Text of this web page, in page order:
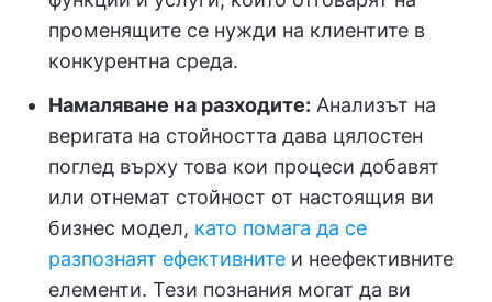
променящите се нужди на клиентите в
конкурентна среда.
Намаляване на разходите: Анализът на
веригата на стойността дава цялостен
поглед върху това кои процеси добавят
или отнемат стойност от настоящия ви
бизнес модел, като помага да се
разпознаят ефективните и неефективните
елементи. Тези познания могат да ви